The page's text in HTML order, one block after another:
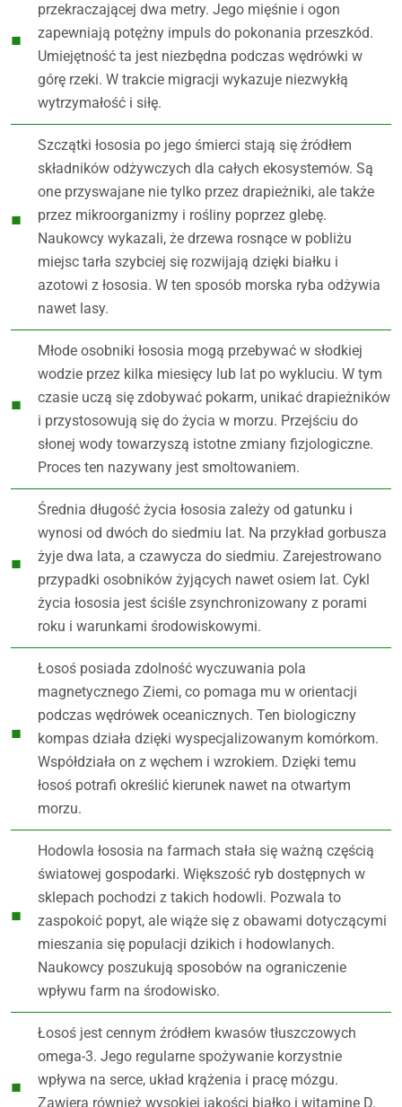
przekraczającej dwa metry. Jego mięśnie i ogon
zapewniają potężny impuls do pokonania przeszkód.
Umiejętność ta jest niezbędna podczas wędrówki w
górę rzeki. W trakcie migracji wykazuje niezwykłą
wytrzymałość i siłę.
Szczątki łososia po jego śmierci stają się źródłem
składników odżywczych dla całych ekosystemów. Są
one przyswajane nie tylko przez drapieżniki, ale także
przez mikroorganizmy i rośliny poprzez glebę.
Naukowcy wykazali, że drzewa rosnące w pobliżu
miejsc tarła szybciej się rozwijają dzięki białku i
azotowi z łososia. W ten sposób morska ryba odżywia
nawet lasy.
Młode osobniki łososia mogą przebywać w słodkiej
wodzie przez kilka miesięcy lub lat po wykluciu. W tym
czasie uczą się zdobywać pokarm, unikać drapieżników
i przystosowują się do życia w morzu. Przejściu do
słonej wody towarzyszą istotne zmiany fizjologiczne.
Proces ten nazywany jest smoltowaniem.
Średnia długość życia łososia zależy od gatunku i
wynosi od dwóch do siedmiu lat. Na przykład gorbusza
żyje dwa lata, a czawycza do siedmiu. Zarejestrowano
przypadki osobników żyjących nawet osiem lat. Cykl
życia łososia jest ściśle zsynchronizowany z porami
roku i warunkami środowiskowymi.
Łosoś posiada zdolność wyczuwania pola
magnetycznego Ziemi, co pomaga mu w orientacji
podczas wędrówek oceanicznych. Ten biologiczny
kompas działa dzięki wyspecjalizowanym komórkom.
Współdziała on z węchem i wzrokiem. Dzięki temu
łosoś potrafi określić kierunek nawet na otwartym
morzu.
Hodowla łososia na farmach stała się ważną częścią
światowej gospodarki. Większość ryb dostępnych w
sklepach pochodzi z takich hodowli. Pozwala to
zaspokoić popyt, ale wiąże się z obawami dotyczącymi
mieszania się populacji dzikich i hodowlanych.
Naukowcy poszukują sposobów na ograniczenie
wpływu farm na środowisko.
Łosoś jest cennym źródłem kwasów tłuszczowych
omega-3. Jego regularne spożywanie korzystnie
wpływa na serce, układ krążenia i pracę mózgu.
Zawiera również wysokiej jakości białko i witaminę D.